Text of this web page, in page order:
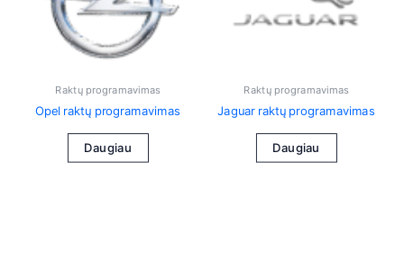
Raktų programavimas
Opel raktų programavimas
Daugiau
Raktų programavimas
Jaguar raktų programavimas
Daugiau